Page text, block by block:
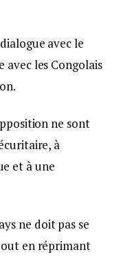
avec le
avec les Congolais
ne sont
à
et à une
ne doit pas se
en réprimant